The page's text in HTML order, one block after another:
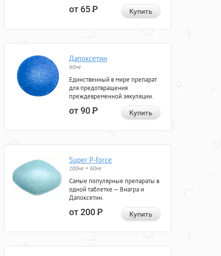
от 65Р Купить
Дапоксетин
60мг
Единственный в мире препарат
для предотвращения
преждевременной эякуляции.
от 90Р Купить
Super P-force
100мг + 60мг
Самые популярные препараты в
одной таблетке — Виагра и
Дапоксетин.
от 200Р Купить